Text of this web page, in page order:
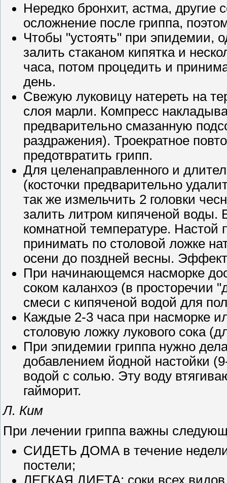
Нередко бронхит, астма, другие
осложнение после гриппа,
Чтобы "устоять" при эпидемии,
залить стаканом кипятка и
часа, потом процедить и
день.
Свежую луковицу натереть на
слоя марли. Компресс
предварительно смазанную
раздражения). Троекратное
предотвратить грипп.
Для целенаправленного и
(косточки предварительно
так же измельчить 2 головки
залить литром кипяченой
комнатной температуре. Настой
принимать по столовой ложке
осени до поздней весны.
При начинающемся насморке
соком каланхоэ (в просторечии
смеси с кипяченой водой для
Каждые 2-3 часа при насморке
столовую ложку лукового сока
При эпидемии гриппа нужно
добавлением йодной настойки
водой с солью. Эту воду
гайморит.
Л. Ким
При лечении гриппа важны
СИДЕТЬ ДОМА в течение
постели;